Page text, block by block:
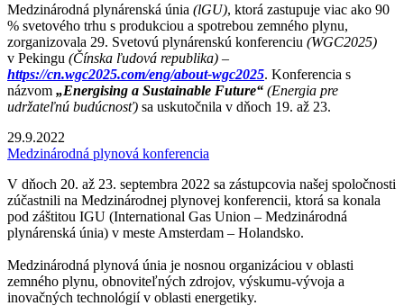
Medzinárodná plynárenská únia (lGU), ktorá zastupuje viac ako 90
% svetového trhu s produkciou a spotrebou zemného plynu,
zorganizovala 29. Svetovú plynárenskú konferenciu (WGC2025)
v Pekingu (Čínska ľudová republika) –
https://cn.wgc2025.com/eng/about-wgc2025. Konferencia s
názvom „Energising a Sustainable Future“ (Energia pre
udržateľnú budúcnosť) sa uskutočnila v dňoch 19. až 23.
29.9.2022
Medzinárodná plynová konferencia
V dňoch 20. až 23. septembra 2022 sa zástupcovia našej spoločnosti
zúčastnili na Medzinárodnej plynovej konferencii, ktorá sa konala
pod záštitou IGU (International Gas Union – Medzinárodná
plynárenská únia) v meste Amsterdam – Holandsko.
Medzinárodná plynová únia je nosnou organizáciou v oblasti
zemného plynu, obnoviteľných zdrojov, výskumu-vývoja a
inovačných technológií v oblasti energetiky.